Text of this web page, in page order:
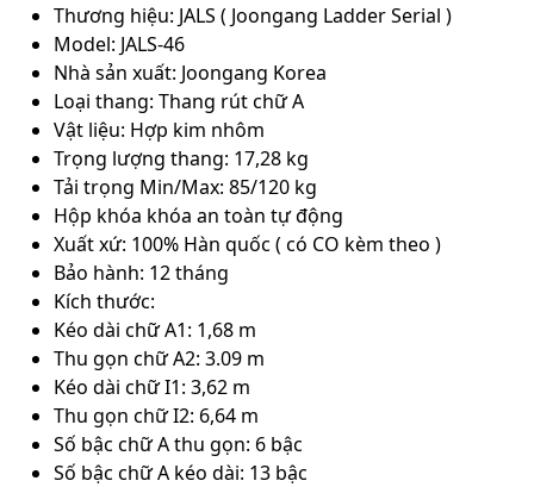
Thương hiệu: JALS ( Joongang Ladder Serial )
Model: JALS-46
Nhà sản xuất: Joongang Korea
Loại thang: Thang rút chữ A
Vật liệu: Hợp kim nhôm
Trọng lượng thang: 17,28 kg
Tải trọng Min/Max: 85/120 kg
Hộp khóa khóa an toàn tự động
Xuất xứ: 100% Hàn quốc ( có CO kèm theo )
Bảo hành: 12 tháng
Kích thước:
Kéo dài chữ A1: 1,68 m
Thu gọn chữ A2: 3.09 m
Kéo dài chữ I1: 3,62 m
Thu gọn chữ I2: 6,64 m
Số bậc chữ A thu gọn: 6 bậc
Số bậc chữ A kéo dài: 13 bậc